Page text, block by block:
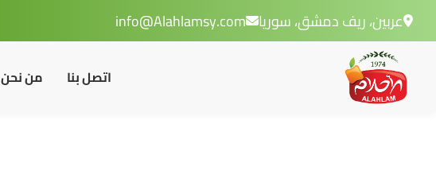
عربين، ريف دمشق، سوريا info@Alahlamsy.com
من نحن اتصل بنا